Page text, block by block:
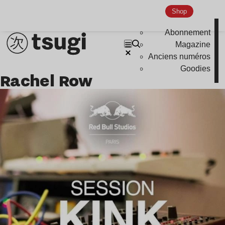
Shop
Abonnement
Magazine
Anciens numéros
Goodies
Rachel Row